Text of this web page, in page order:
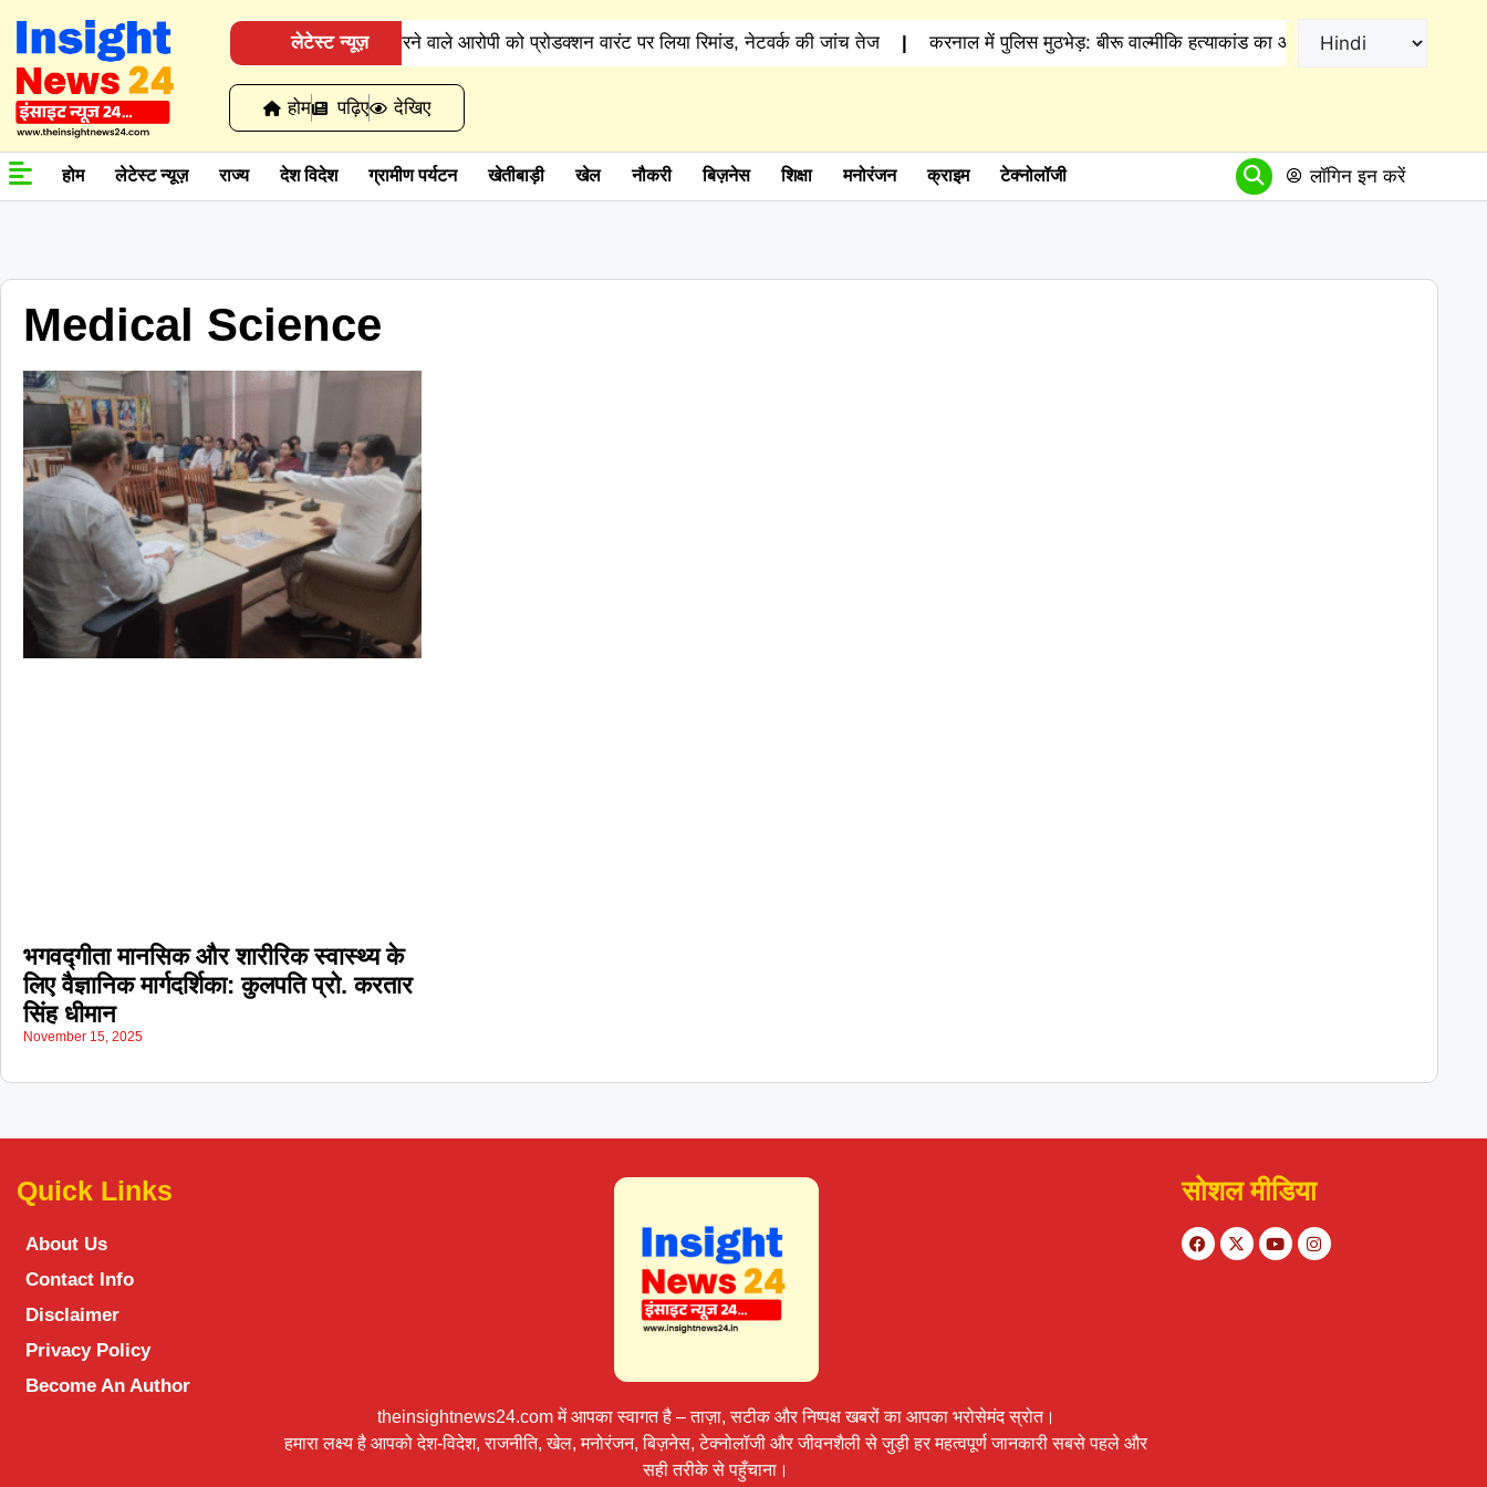
लेटेस्ट न्यूज़
सिरसा पुलिस ने कोकीन सप्लाई करने वाले आरोपी को प्रोडक्शन वारंट पर लिया रिमांड, नेटवर्क की जांच तेज करनाल में पुलिस मुठभेड़: बीरू वाल्मीकि हत्याकांड का आरोपी ढेर, जवाबी कार्रवाई में हुई
होम पढ़िए देखिए
होम लेटेस्ट न्यूज़ राज्य देश विदेश ग्रामीण पर्यटन खेतीबाड़ी खेल नौकरी बिज़नेस शिक्षा मनोरंजन क्राइम टेक्नोलॉजी लॉगिन इन करें
Medical Science
भगवद्गीता मानसिक और शारीरिक स्वास्थ्य के
लिए वैज्ञानिक मार्गदर्शिका: कुलपति प्रो. करतार
सिंह धीमान
November 15, 2025
Quick Links
About Us
Contact Info
Disclaimer
Privacy Policy
Become An Author
theinsightnews24.com में आपका स्वागत है – ताज़ा, सटीक और निष्पक्ष खबरों का आपका भरोसेमंद स्रोत।
हमारा लक्ष्य है आपको देश-विदेश, राजनीति, खेल, मनोरंजन, बिज़नेस, टेक्नोलॉजी और जीवनशैली से जुड़ी हर महत्वपूर्ण जानकारी सबसे पहले और
सही तरीके से पहुँचाना।
सोशल मीडिया